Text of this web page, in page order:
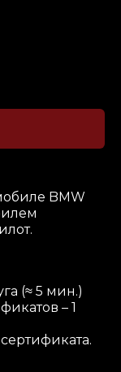
BMW
(≈ 5 мин.)
– 1